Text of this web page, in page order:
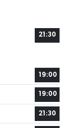
21:30
19:00
19:00
21:30